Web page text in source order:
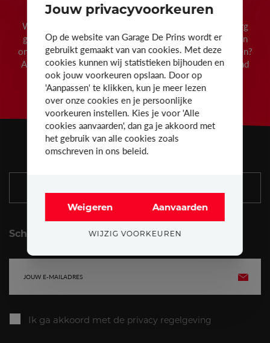
Wist je dat we bij Garage De Prins 24 maanden waarborg
geven op al onze tweedehandswagens? Wens je een van
onze wagens te bezichtigen of eens een testritje te maken?
Aarzel dan niet om ons te contacteren of eens vrijblijvend
langs te komen in onze ruime showroom.
Schrijf je in op onze nieuwsbrief
mailadres
Ik ga akkoord met de privacy regelgeving
Jouw privacyvoorkeuren
Op de website van Garage De Prins wordt er
gebruikt gemaakt van van cookies. Met deze
cookies kunnen wij statistieken bijhouden en
ook jouw voorkeuren opslaan. Door op
'Aanpassen' te klikken, kun je meer lezen
over onze cookies en je persoonlijke
voorkeuren instellen. Kies je voor 'Alle
cookies aanvaarden', dan ga je akkoord met
het gebruik van alle cookies zoals
omschreven in ons beleid.
Weigeren Aanvaarden
WIJZIG VOORKEUREN